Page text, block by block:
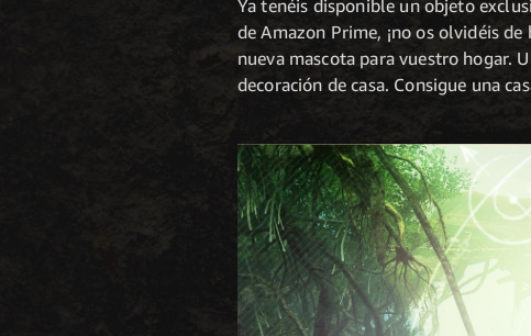
Ya tenéis disponible un objeto
de Amazon Prime, ¡no os olvidéis
nueva mascota para vuestro hogar.
decoración de casa. Consigue una